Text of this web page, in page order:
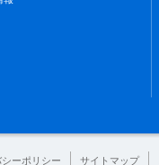
ーポリシー サイトマップ